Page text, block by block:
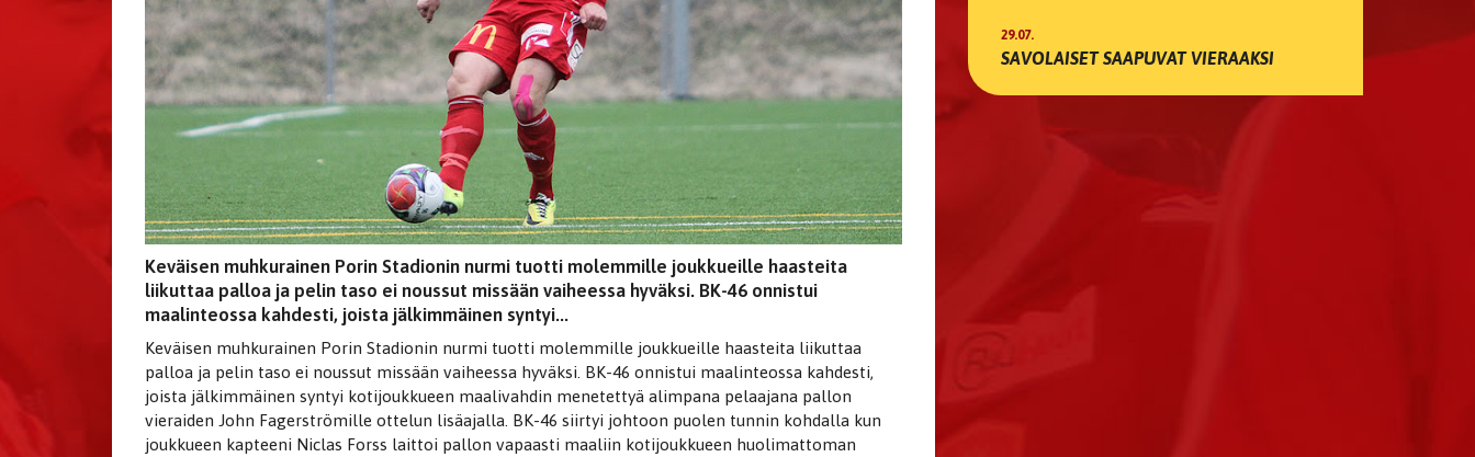
Keväisen muhkurainen Porin Stadionin nurmi tuotti molemmille joukkueille haasteita
liikuttaa palloa ja pelin taso ei noussut missään vaiheessa hyväksi. BK-46 onnistui
maalinteossa kahdesti, joista jälkimmäinen syntyi...
Keväisen muhkurainen Porin Stadionin nurmi tuotti molemmille joukkueille haasteita liikuttaa
palloa ja pelin taso ei noussut missään vaiheessa hyväksi. BK-46 onnistui maalinteossa kahdesti,
joista jälkimmäinen syntyi kotijoukkueen maalivahdin menetettyä alimpana pelaajana pallon
vieraiden John Fagerströmille ottelun lisäajalla. BK-46 siirtyi johtoon puolen tunnin kohdalla kun
joukkueen kapteeni Niclas Forss laittoi pallon vapaasti maaliin kotijoukkueen huolimattoman
29.07.
SAVOLAISET SAAPUVAT VIERAAKSI